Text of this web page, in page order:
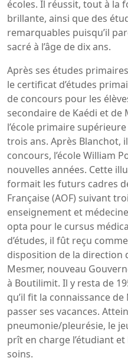
écoles. Il réussit, tout à la
brillante, ainsi que des
remarquables puisqu’il
sacré à l’âge de dix ans.
Après ses études
le certificat d’études
de concours pour les
secondaire de Kaédi et
l’école primaire
trois ans. Après Blanchot,
concours, l’école William
nouvelles années. Cette
formait les futurs cadres
Française (AOF) suivant
enseignement et
opta pour le cursus
d’études, il fût reçu
disposition de la direction
Mesmer, nouveau
à Boutilimit. Il y resta de
qu’il fit la connaissance
passer ses vacances.
pneumonie/pleurésie, le
prît en charge l’étudiant
soins.